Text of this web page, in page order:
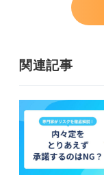
関連記事